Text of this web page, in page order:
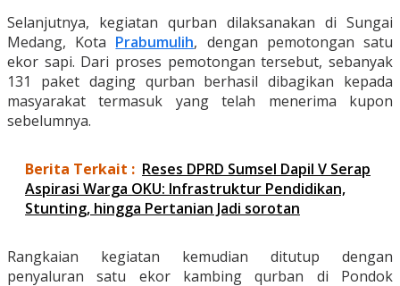
Selanjutnya, kegiatan qurban dilaksanakan di Sungai
Medang, Kota Prabumulih, dengan pemotongan satu
ekor sapi. Dari proses pemotongan tersebut, sebanyak
131 paket daging qurban berhasil dibagikan kepada
masyarakat termasuk yang telah menerima kupon
sebelumnya.
Berita Terkait : Reses DPRD Sumsel Dapil V Serap
Aspirasi Warga OKU: Infrastruktur Pendidikan,
Stunting, hingga Pertanian Jadi sorotan
Rangkaian kegiatan kemudian ditutup dengan
penyaluran satu ekor kambing qurban di Pondok